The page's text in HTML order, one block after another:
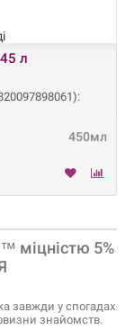
л
450мл
міцністю 5%
завжди у спогадах
знайомств.